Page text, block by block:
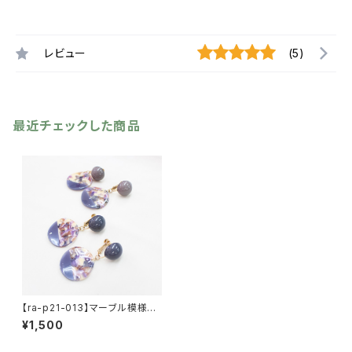
レビュー (5)
最近チェックした商品
【ra-p21-013】マーブル模様イ
ヤリング【送料無料】グレー パ
ープル
¥1,500